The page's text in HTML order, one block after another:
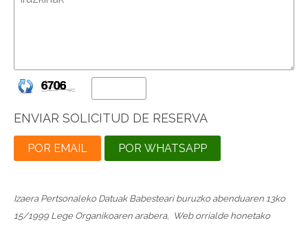
ENVIAR SOLICITUD DE RESERVA
POR EMAIL POR WHATSAPP
Izaera Pertsonaleko Datuak Babesteari buruzko abenduaren 13ko
15/1999 Lege Organikoaren arabera, Web orrialde honetako